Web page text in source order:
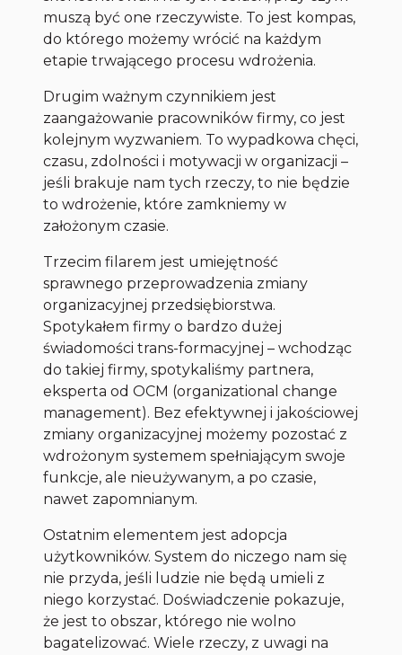
muszą być one rzeczywiste. To jest kompas,
do którego możemy wrócić na każdym
etapie trwającego procesu wdrożenia.
Drugim ważnym czynnikiem jest
zaangażowanie pracowników firmy, co jest
kolejnym wyzwaniem. To wypadkowa chęci,
czasu, zdolności i motywacji w organizacji –
jeśli brakuje nam tych rzeczy, to nie będzie
to wdrożenie, które zamkniemy w
założonym czasie.
Trzecim filarem jest umiejętność
sprawnego przeprowadzenia zmiany
organizacyjnej przedsiębiorstwa.
Spotykałem firmy o bardzo dużej
świadomości trans-formacyjnej – wchodząc
do takiej firmy, spotykaliśmy partnera,
eksperta od OCM (organizational change
management). Bez efektywnej i jakościowej
zmiany organizacyjnej możemy pozostać z
wdrożonym systemem spełniającym swoje
funkcje, ale nieużywanym, a po czasie,
nawet zapomnianym.
Ostatnim elementem jest adopcja
użytkowników. System do niczego nam się
nie przyda, jeśli ludzie nie będą umieli z
niego korzystać. Doświadczenie pokazuje,
że jest to obszar, którego nie wolno
bagatelizować. Wiele rzeczy, z uwagi na